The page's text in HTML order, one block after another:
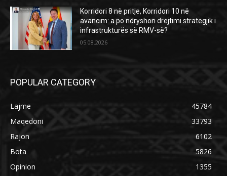
Korridori 8 në pritje, Korridori 10 në
avancim: a po ndryshon drejtimi strategjik i
infrastrukturës së RMV-së?
05.08.2026
POPULAR CATEGORY
Lajme
45784
Maqedoni
33793
Rajon
6102
Bota
5826
Opinion
1355